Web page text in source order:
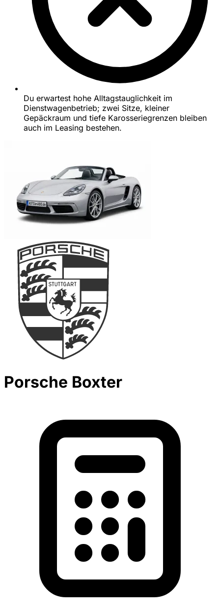
Du erwartest hohe Alltagstauglichkeit im
Dienstwagenbetrieb; zwei Sitze, kleiner
Gepäckraum und tiefe Karosseriegrenzen bleiben
auch im Leasing bestehen.
Porsche Boxter